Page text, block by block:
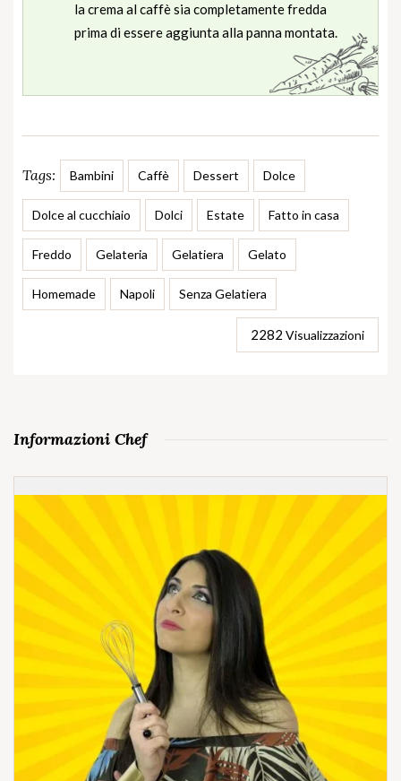
la crema al caffè sia completamente fredda
prima di essere aggiunta alla panna montata.
Tags: Bambini Caffè Dessert Dolce
Dolce al cucchiaio Dolci Estate Fatto in casa
Freddo Gelateria Gelatiera Gelato
Homemade Napoli Senza Gelatiera
2282 Visualizzazioni
Informazioni Chef